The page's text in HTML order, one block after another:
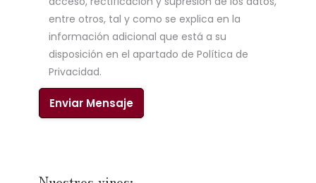
entre otros, tal y como se explica en la
información adicional que está a su
disposición en el apartado de Política de
Privacidad.